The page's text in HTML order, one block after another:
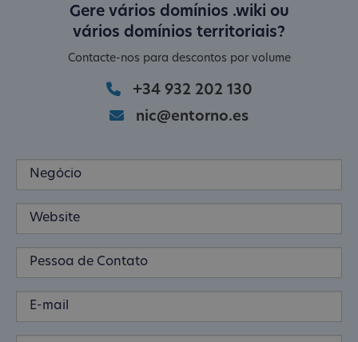
Gere vários domínios .wiki ou
vários domínios territoriais?
Contacte-nos para descontos por volume
+34 932 202 130
nic@entorno.es